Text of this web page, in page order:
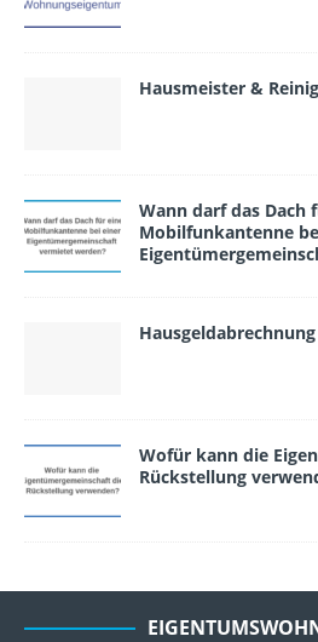
Hausmeister &
Wann darf das Dach
Mobilfunkantenne
Wofür kann die
Rückstellung